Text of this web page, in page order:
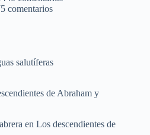
comentarios
salutíferas
de Abraham y
en Los descendientes de